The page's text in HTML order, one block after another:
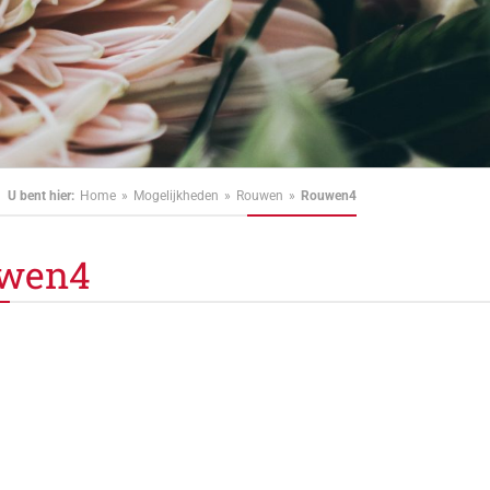
U bent hier: Home Mogelijkheden Rouwen Rouwen4